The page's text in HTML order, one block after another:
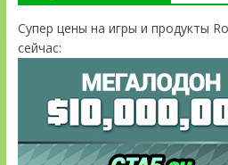
Супер цены на игры и продукты
сейчас: